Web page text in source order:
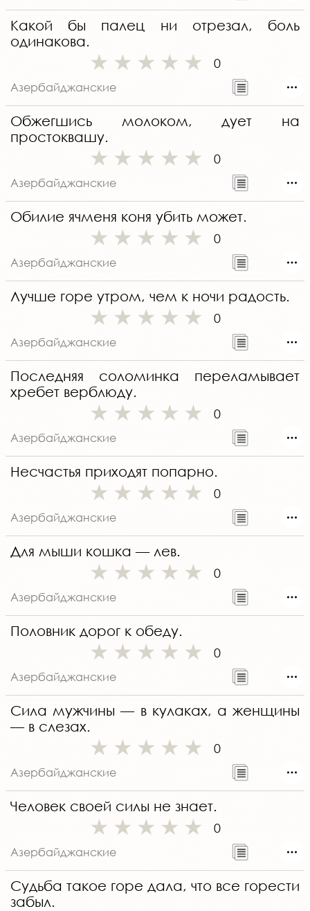
Какой бы палец ни отрезал, боль
одинакова.
0
Азербайджанские
Обжегшись молоком, дует на
простоквашу.
0
Азербайджанские
Обилие ячменя коня убить может.
0
Азербайджанские
Лучше горе утром, чем к ночи радость.
0
Азербайджанские
Последняя соломинка переламывает
хребет верблюду.
0
Азербайджанские
Несчастья приходят попарно.
0
Азербайджанские
Для мыши кошка — лев.
0
Азербайджанские
Половник дорог к обеду.
0
Азербайджанские
Сила мужчины — в кулаках, а женщины
— в слезах.
0
Азербайджанские
Человек своей силы не знает.
0
Азербайджанские
Судьба такое горе дала, что все горести
забыл.